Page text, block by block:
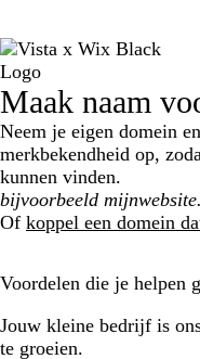
Maak naam
Neem je eigen domein
merkbekendheid op,
kunnen vinden.
Search
Of koppel een domein
Voordelen die je helpen
Jouw kleine bedrijf is
te groeien.